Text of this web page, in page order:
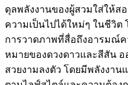
ดุลพลังงานของผู้สวมใส่ให้ส
ความเป็นไปได้ใหม่ๆ ในชีวิต
การวาดภาพที่สื่อถึงอารมณ์ค
หมายของดวงดาวและสีสัน
สวยงามลงตัว โดยมีพลังงาน